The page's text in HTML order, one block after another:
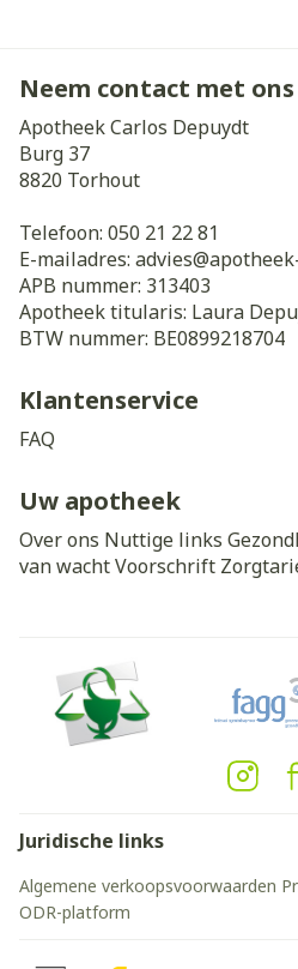
Neem contact met ons
Apotheek Carlos Depuydt
Burg 37
8820 Torhout
Telefoon: 050 21 22 81
E-mailadres: advies@
APB nummer: 313403
Apotheek titularis: Laura
BTW nummer: BE0899218704
Klantenservice
FAQ
Uw apotheek
Over ons Nuttige links
van wachtVoorschrift
Juridische links
Algemene verkoopsvoorwaarden
ODR-platform